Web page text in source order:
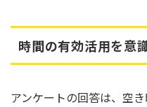
時間の有効活用を意
アンケートの回答は、空